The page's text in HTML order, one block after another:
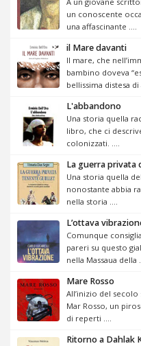
un conoscente
una affascinante ....
il Mare davanti
Il mare, che
bambino doveva
bellissima distesa di
L'abbandono
Una storia quella
libro, che ci
colonizzati. ....
La guerra privata
Una storia quella
nonostante abbia
nella storia ....
L’ottava
Comunque
pareri su questo
nella Massaua della
Mare Rosso
All’inizio del
Mar Rosso, un
di reperti ....
Ritorno a Dahlak